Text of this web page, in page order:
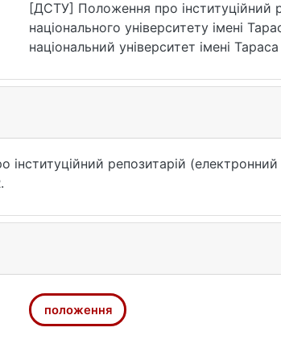
університет імені Тараса Шевченка.
[ДСТУ] Положення про інституційний
національного університету імені
національний університет імені
репозитарій (електронний
положення